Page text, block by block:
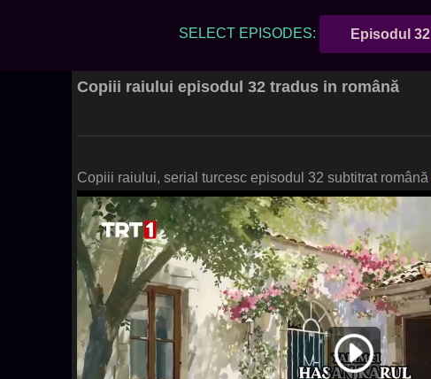
SELECT EPISODES: Episodul 32
Copiii raiului episodul 32 tradus in română
Copiii raiului, serial turcesc episodul 32 subtitrat română